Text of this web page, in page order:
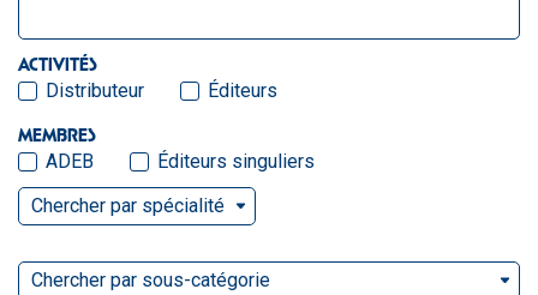
ACTIVITÉS
Distributeur Éditeurs
MEMBRES
ADEB
Éditeurs singuliers
Chercher par spécialité
Chercher par sous-catégorie